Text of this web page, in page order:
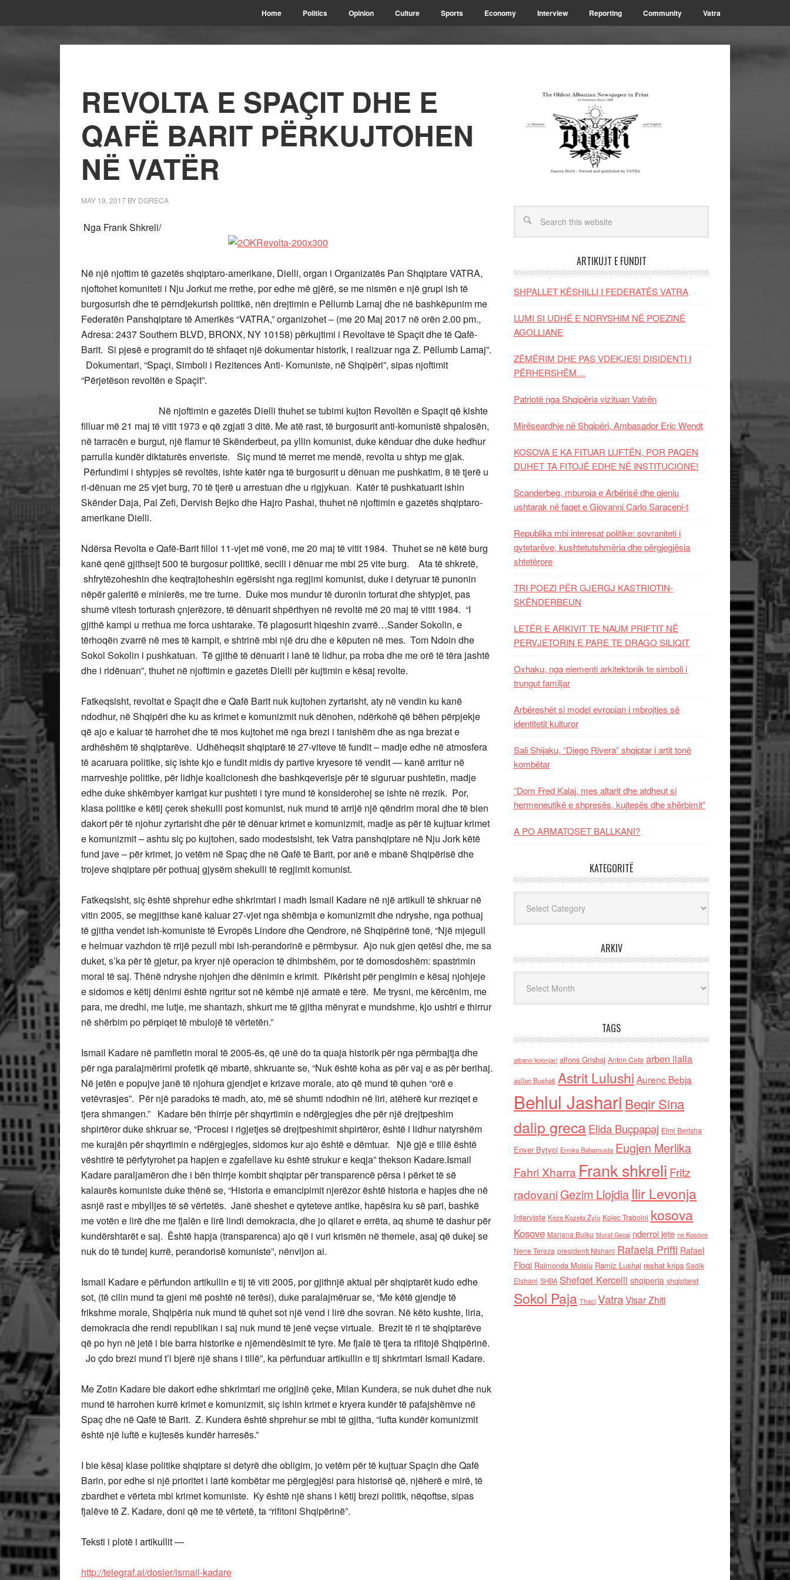
Home Politics Opinion Culture Sports Economy Interview Reporting Community Vatra
REVOLTA E SPAÇIT DHE E
QAFË BARIT PËRKUJTOHEN
NË VATËR
MAY 19, 2017 BY DGRECA
Nga Frank Shkreli/
Në një njoftim të gazetës shqiptaro-amerikane, Dielli, organ i Organizatës Pan Shqiptare VATRA,
njoftohet komuniteti i Nju Jorkut me rrethe, por edhe më gjërë, se me nismën e një grupi ish të
burgosurish dhe të përndjekurish politikë, nën drejtimin e Pëllumb Lamaj dhe në bashkëpunim me
Federatën Panshqiptare të Amerikës “VATRA,” organizohet – (me 20 Maj 2017 në orën 2.00 pm.,
Adresa: 2437 Southern BLVD, BRONX, NY 10158) përkujtimi i Revoltave të Spaçit dhe të Qafë-
Barit. Si pjesë e programit do të shfaqet një dokumentar historik, i realizuar nga Z. Pëllumb Lamaj”.
Dokumentari, “Spaçi, Simboli i Rezitences Anti- Komuniste, në Shqipëri”, sipas njoftimit
“Përjetëson revoltën e Spaçit”.
Në njoftimin e gazetës Dielli thuhet se tubimi kujton Revoltën e Spaçit që kishte
filluar më 21 maj të vitit 1973 e qëzgjati 3 ditë. Me atë rast, të burgosurit anti-komunistë shpalosën,
në tarracën e burgut, një flamur të Skënderbeut, pa yllin komunist, duke kënduar dhe duke hedhur
parrulla kundër diktaturës enveriste. Siç mund të merret me mendë, revolta u shtyp me gjak.
Përfundimi i shtypjes së revoltës, ishte katër nga të burgosurit u dënuan me pushkatim, 8 të tjerë u
ri-dënuan me 25 vjet burg, 70 të tjerë u arrestuan dhe u rigjykuan. Katër të pushkatuarit ishin
Skënder Daja, Pal Zefi, Dervish Bejko dhe Hajro Pashai, thuhet në njoftimin e gazetës shqiptaro-
amerikane Dielli.
Ndërsa Revolta e Qafë-Barit filloi 11-vjet më vonë, me 20 maj të vitit 1984. Thuhet se në këtë burg
kanë qenë gjithsejt 500 të burgosur politikë, secili i dënuar me mbi 25 vite burg. Ata të shkretë,
shfrytëzoheshin dhe keqtrajtoheshin egërsisht nga regjimi komunist, duke i detyruar të punonin
nëpër galeritë e minierës, me tre turne. Duke mos mundur të duronin torturat dhe shtypjet, pas
shumë vitesh torturash çnjerëzore, të dënuarit shpërthyen në revoltë më 20 maj të vitit 1984. “I
gjithë kampi u rrethua me forca ushtarake. Të plagosurit hiqeshin zvarrë…Sander Sokolin, e
tërhoqën zvarrë në mes të kampit, e shtrinë mbi një dru dhe e këputen në mes. Tom Ndoin dhe
Sokol Sokolin i pushkatuan. Të gjithë të dënuarit i lanë të lidhur, pa rroba dhe me orë të tëra jashtë
dhe i ridënuan”, thuhet në njoftimin e gazetës Dielli për kujtimin e kësaj revolte.
Fatkeqsisht, revoltat e Spaçit dhe e Qafë Barit nuk kujtohen zyrtarisht, aty në vendin ku kanë
ndodhur, në Shqipëri dhe ku as krimet e komunizmit nuk dënohen, ndërkohë që bëhen përpjekje
që ajo e kaluar të harrohet dhe të mos kujtohet më nga brezi i tanishëm dhe as nga brezat e
ardhëshëm të shqiptarëve. Udhëheqsit shqiptarë të 27-viteve të fundit – madje edhe në atmosfera
të acaruara politike, siç ishte kjo e fundit midis dy partive kryesore të vendit — kanë arritur në
marrveshje politike, për lidhje koalicionesh dhe bashkqeverisje për të siguruar pushtetin, madje
edhe duke shkëmbyer karrigat kur pushteti i tyre mund të konsiderohej se ishte në rrezik. Por,
klasa politike e këtij çerek shekulli post komunist, nuk mund të arrijë një qëndrim moral dhe të bien
dakort për të njohur zyrtarisht dhe për të dënuar krimet e komunizmit, madje as për të kujtuar krimet
e komunizmit – ashtu siç po kujtohen, sado modestsisht, tek Vatra panshqiptare në Nju Jork këtë
fund jave – për krimet, jo vetëm në Spaç dhe në Qafë të Barit, por anë e mbanë Shqipërisë dhe
trojeve shqiptare për pothuaj gjysëm shekulli të regjimit komunist.
Fatkeqsisht, siç është shprehur edhe shkrimtari i madh Ismail Kadare në një artikull të shkruar në
vitin 2005, se megjithse kanë kaluar 27-vjet nga shëmbja e komunizmit dhe ndryshe, nga pothuaj
të gjitha vendet ish-komuniste të Evropës Lindore dhe Qendrore, në Shqipërinë tonë, “Një mjegull
e helmuar vazhdon të rrijë pezull mbi ish-perandorinë e përmbysur. Ajo nuk gjen qetësi dhe, me sa
duket, s’ka për të gjetur, pa kryer një operacion të dhimbshëm, por të domosdoshëm: spastrimin
moral të saj. Thënë ndryshe njohjen dhe dënimin e krimit. Pikërisht për pengimin e kësaj njohjeje
e sidomos e këtij dënimi është ngritur sot në këmbë një armatë e tërë. Me trysni, me kërcënim, me
para, me dredhi, me lutje, me shantazh, shkurt me të gjitha mënyrat e mundshme, kjo ushtri e thirrur
në shërbim po përpiqet të mbulojë të vërtetën.”
Ismail Kadare në pamfletin moral të 2005-ës, që unë do ta quaja historik për nga përmbajtja dhe
për nga paralajmërimi profetik që mbartë, shkruante se, “Nuk është koha as për vaj e as për berihaj.
Në jetën e popujve janë të njohura gjendjet e krizave morale, ato që mund të quhen “orë e
vetëvrasjes”. Për një paradoks të madh, ato, më së shumti ndodhin në liri, atëherë kur rreziqet e
tjera shmangen.” Kadare bën thirrje për shqyrtimin e ndërgjegjes dhe për një drejtpeshim
shpirtëror duke shkruar se, “Procesi i rigjetjes së drejtpeshimit shpirtëror, është i lidhur natyrshëm
me kurajën për shqyrtimin e ndërgjegjes, sidomos kur ajo është e dëmtuar. Një gjë e tillë është
vështirë të përfytyrohet pa hapjen e zgafellave ku është strukur e keqja” thekson Kadare.Ismail
Kadare paraljamëron dhe i bën thirrje kombit shqiptar për transparencë përsa i përket të së
kalaurës komuniste duke thënë se, “Historia e emancipimit njerëzor është historia e hapjes dhe në
asnjë rast e mbylljes të së vërtetës. Janë sheshet e qyteteve antike, hapësira ku së pari, bashkë
me votën e lirë dhe me fjalën e lirë lindi demokracia, dhe jo qilaret e errëta, aq shumë të dashur për
kundërshtarët e saj. Është hapja (transparenca) ajo që i vuri krismën në themele, asaj që dukej se
nuk do të tundej kurrë, perandorisë komuniste”, nënvijon ai.
Ismail Kadare e përfundon artikullin e tij të viti 2005, por gjithnjë aktual për shqiptarët kudo edhe
sot, (të cilin mund ta gjeni më poshtë në terësi), duke paralajmëruar se, “Me këtë gjendje të
frikshme morale, Shqipëria nuk mund të quhet sot një vend i lirë dhe sovran. Në këto kushte, liria,
demokracia dhe rendi republikan i saj nuk mund të jenë veçse virtuale. Brezit të ri të shqiptarëve
që po hyn në jetë i bie barra historike e njëmendësimit të tyre. Me fjalë të tjera ta rifitojë Shqipërinë.
Jo çdo brezi mund t’i bjerë një shans i tillë”, ka përfunduar artikullin e tij shkrimtari Ismail Kadare.
Me Zotin Kadare bie dakort edhe shkrimtari me origjinë çeke, Milan Kundera, se nuk duhet dhe nuk
mund të harrohen kurrë krimet e komunizmit, siç ishin krimet e kryera kundër të pafajshëmve në
Spaç dhe në Qafë të Barit. Z. Kundera është shprehur se mbi të gjitha, “lufta kundër komunizmit
është një luftë e kujtesës kundër harresës.”
I bie kësaj klase politike shqiptare si detyrë dhe obligim, jo vetëm për të kujtuar Spaçin dhe Qafë
Barin, por edhe si një prioritet i lartë kombëtar me përgjegjësi para historisë që, njëherë e mirë, të
zbardhet e vërteta mbi krimet komuniste. Ky është një shans i këtij brezi politik, nëqoftse, sipas
fjalëve të Z. Kadare, doni që me të vërtetë, ta “rifitoni Shqipërinë”.
Teksti i plotë i artikullit —
http://telegraf.al/dosier/ismail-kadare
ARTIKUJT E FUNDIT
SHPALLET KËSHILLI I FEDERATËS VATRA
LUMI SI UDHË E NDRYSHIM NË POEZINË
AGOLLIANE
ZËMËRIM DHE PAS VDEKJES! DISIDENTI I
PËRHERSHËM…
Patriotë nga Shqipëria vizituan Vatrën
Mirëseardhje në Shqipëri, Ambasador Eric Wendt
KOSOVA E KA FITUAR LUFTËN, POR PAQEN
DUHET TA FITOJË EDHE NË INSTITUCIONE!
Scanderbeg, mburoja e Arbërisë dhe gjeniu
ushtarak në faqet e Giovanni Carlo Saraceni-t
Republika mbi interesat politike: sovraniteti i
qytetarëve, kushtetutshmëria dhe përgjegjësia
shtetërore
TRI POEZI PËR GJERGJ KASTRIOTIN-
SKËNDERBEUN
LETËR E ARKIVIT TE NAUM PRIFTIT NË
PERVJETORIN E PARE TE DRAGO SILIQIT
Oxhaku, nga elementi arkitektonik te simboli i
trungut familjar
Arbëreshët si model evropian i mbrojtjes së
identitetit kulturor
Sali Shijaku, “Diego Rivera” shqiptar i artit tonë
kombëtar
“Dom Fred Kalaj, mes altarit dhe atdheut si
hermeneutikë e shpresës, kujtesës dhe shërbimit”
A PO ARMATOSET BALLKANI?
KATEGORITË
ARKIV
TAGS
albano kolonjari alfons Grishaj Anton Cefa arben llalla
asllan Bushati Astrit Lulushi Aurenc Bebja
Behlul Jashari Beqir Sina
dalip grecaElida Buçpapaj Elmi Berisha
Enver Bytyci Ermira Babamusta Eugjen Merlika
Fahri Xharra Frank shkreli Fritz
radovaniGezim Llojdia Ilir Levonja
Interviste Keze Kozeta Zylo Kolec Traboini kosova
Kosove Marjana Bulku Murat Gecaj nderroi jete ne Kosove
Nene Tereza presidenti Nishani Rafaela Prifti Rafael
Floqi Raimonda Moisiu Ramiz Lushaj reshat kripa Sadik
Elshani SHBA Shefqet Kercelli shqiperia shqiptaret
Sokol Paja Thaci VatraVisar Zhiti